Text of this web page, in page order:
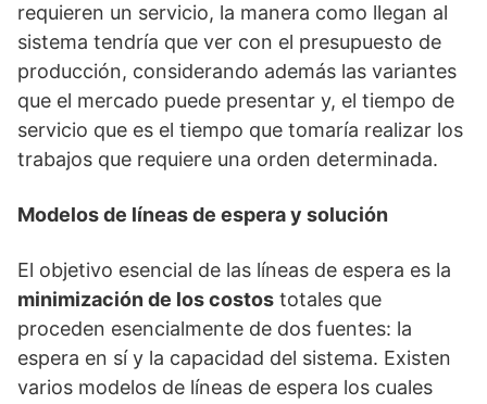
requieren un servicio, la manera como llegan al
sistema tendría que ver con el presupuesto de
producción, considerando además las variantes
que el mercado puede presentar y, el tiempo de
servicio que es el tiempo que tomaría realizar los
trabajos que requiere una orden determinada.
Modelos de líneas de espera y solución
El objetivo esencial de las líneas de espera es la
minimización de los costos totales que
proceden esencialmente de dos fuentes: la
espera en sí y la capacidad del sistema. Existen
varios modelos de líneas de espera los cuales